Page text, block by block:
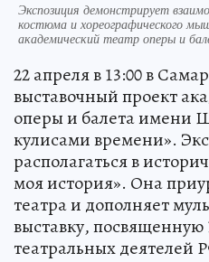
Экспозиция демонстрирует
костюма и хореографического
академический театр оперы и
22 апреля в 13:00 в
выставочный проект
оперы и балета имени
кулисами времени».
располагаться в
моя история». Она
театра и дополняет
выставку,
театральных деятелей